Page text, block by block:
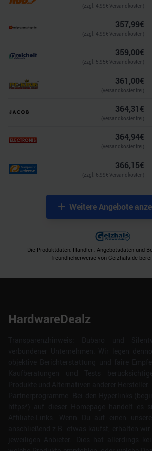
(zzgl. 4,99€ Versandkosten)
357,99€
(zzgl. 4,99€ Versandkosten)
359,00€
(zzgl. 5,95€ Versandkosten)
361,00€
(versandkostenfrei)
364,31€
(versandkostenfrei)
364,94€
(versandkostenfrei)
366,15€
(zzgl. 6,99€ Versandkosten)
Weitere Angebote
Die Produktdaten, Händler-, Angebotsdaten und
freundlicherweise von Geizhals.de
HardwareDealz